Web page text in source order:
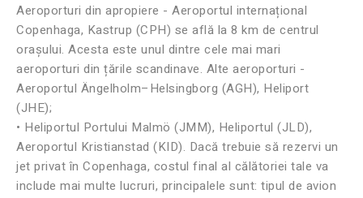
Aeroporturi din apropiere - Aeroportul internațional
Copenhaga, Kastrup (CPH) se află la 8 km de centrul
orașului. Acesta este unul dintre cele mai mari
aeroporturi din țările scandinave. Alte aeroporturi -
Aeroportul Ängelholm–Helsingborg (AGH), Heliport
(JHE);
• Heliportul Portului Malmö (JMM), Heliportul (JLD),
Aeroportul Kristianstad (KID). Dacă trebuie să rezervi un
jet privat în Copenhaga, costul final al călătoriei tale va
include mai multe lucruri, principalele sunt: ​​tipul de avion